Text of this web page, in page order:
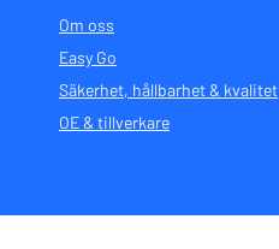
Om oss
Easy Go
Säkerhet, hållbarhet & kvalitet
OE & tillverkare